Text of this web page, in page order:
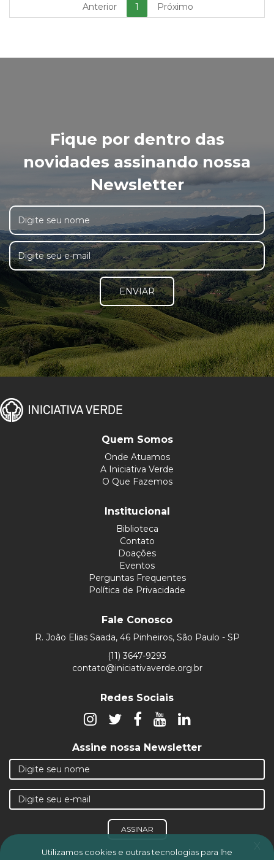
Anterior 1 Próximo
Fique por dentro das
novidades assinando nossa
Newsletter
ENVIAR
Quem Somos
Onde Atuamos
A Iniciativa Verde
O Que Fazemos
Institucional
Biblioteca
Contato
Doações
Eventos
Perguntas Frequentes
Política de Privacidade
Fale Conosco
R. João Elias Saada, 46 Pinheiros, São Paulo - SP
(11) 3647-9293
contato@iniciativaverde.org.br
Redes Sociais
Assine nossa Newsletter
ASSINAR
x
Utilizamos cookies e outras tecnologias para lhe